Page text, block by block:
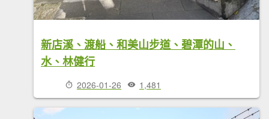
新店溪、渡船、和美山步道、碧潭的山、
水、林健行
2026-01-26 1,481